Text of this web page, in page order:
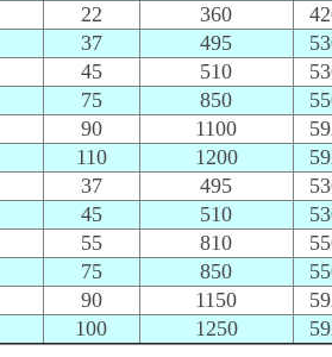
22 360
37 495
45 510
75 850
90 1100
110 1200
37 495
45 510
55 810
75 850
90 1150
100 1250